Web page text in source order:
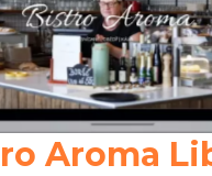
Aroma